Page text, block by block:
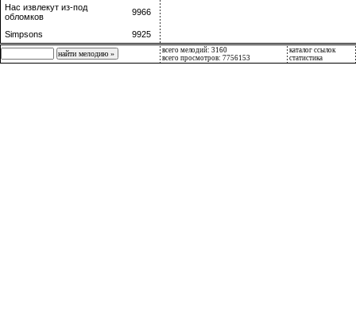
Нас извлекут из-под
обломков
9966
Simpsons 9925
всего мелодий: 3160
всего просмотров: 7756153
каталог ссылок
статистика